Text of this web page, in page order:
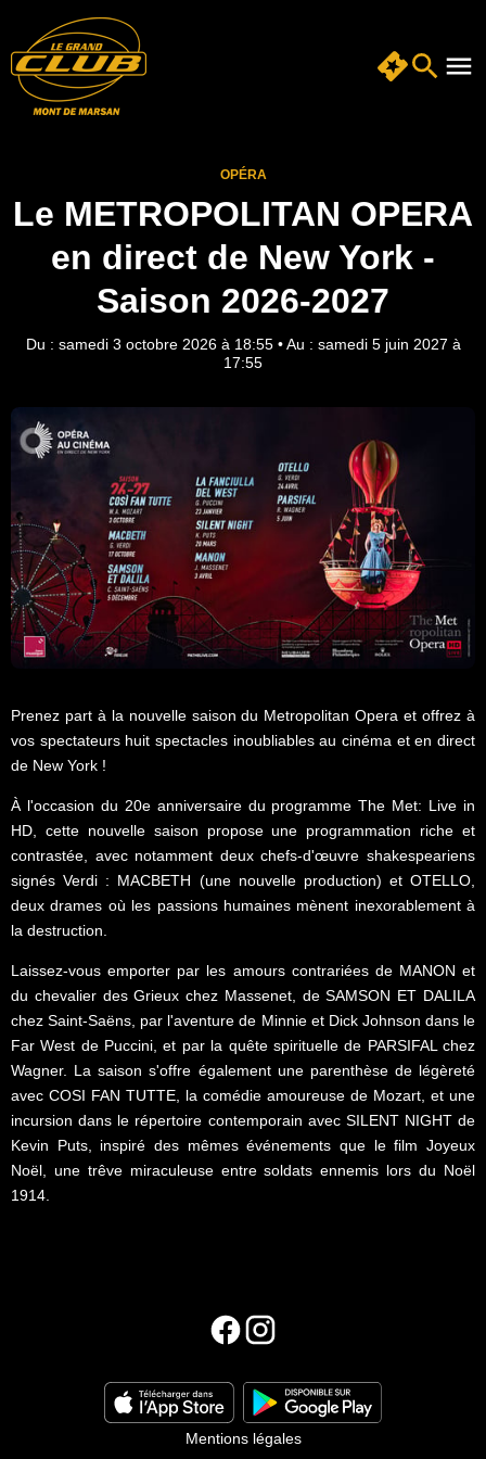
OPÉRA
Le METROPOLITAN OPERA
en direct de New York -
Saison 2026-2027
Du : samedi 3 octobre 2026 à 18:55•Au : samedi 5 juin 2027 à
17:55
Prenez part à la nouvelle saison du Metropolitan Opera et offrez à
vos spectateurs huit spectacles inoubliables au cinéma et en direct
de New York !
À l'occasion du 20e anniversaire du programme The Met: Live in
HD, cette nouvelle saison propose une programmation riche et
contrastée, avec notamment deux chefs-d'œuvre shakespeariens
signés Verdi : MACBETH (une nouvelle production) et OTELLO,
deux drames où les passions humaines mènent inexorablement à
la destruction.
Laissez-vous emporter par les amours contrariées de MANON et
du chevalier des Grieux chez Massenet, de SAMSON ET DALILA
chez Saint-Saëns, par l'aventure de Minnie et Dick Johnson dans le
Far West de Puccini, et par la quête spirituelle de PARSIFAL chez
Wagner. La saison s'offre également une parenthèse de légèreté
avec COSI FAN TUTTE, la comédie amoureuse de Mozart, et une
incursion dans le répertoire contemporain avec SILENT NIGHT de
Kevin Puts, inspiré des mêmes événements que le film Joyeux
Noël, une trêve miraculeuse entre soldats ennemis lors du Noël
1914.
Mentions légales